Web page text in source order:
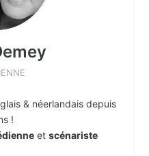
& néerlandais depuis
!
etscénariste